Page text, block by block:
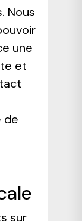
Nous
une
et
de
sur